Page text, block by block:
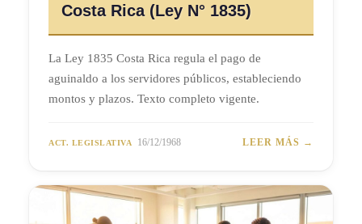
Costa Rica (Ley N° 1835)
La Ley 1835 Costa Rica regula el pago de
aguinaldo a los servidores públicos, estableciendo
montos y plazos. Texto completo vigente.
ACT. LEGISLATIVA 16/12/1968 LEER MÁS →